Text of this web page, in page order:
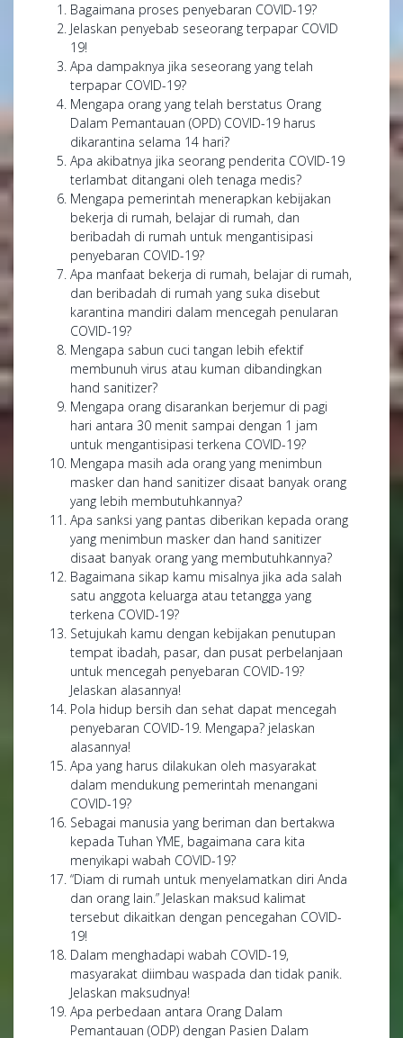
Bagaimana proses penyebaran COVID-19?
Jelaskan penyebab seseorang terpapar COVID
19!
Apa dampaknya jika seseorang yang telah
terpapar COVID-19?
Mengapa orang yang telah berstatus Orang
Dalam Pemantauan (OPD) COVID-19 harus
dikarantina selama 14 hari?
Apa akibatnya jika seorang penderita COVID-19
terlambat ditangani oleh tenaga medis?
Mengapa pemerintah menerapkan kebijakan
bekerja di rumah, belajar di rumah, dan
beribadah di rumah untuk mengantisipasi
penyebaran COVID-19?
Apa manfaat bekerja di rumah, belajar di rumah,
dan beribadah di rumah yang suka disebut
karantina mandiri dalam mencegah penularan
COVID-19?
Mengapa sabun cuci tangan lebih efektif
membunuh virus atau kuman dibandingkan
hand sanitizer?
Mengapa orang disarankan berjemur di pagi
hari antara 30 menit sampai dengan 1 jam
untuk mengantisipasi terkena COVID-19?
Mengapa masih ada orang yang menimbun
masker dan hand sanitizer disaat banyak orang
yang lebih membutuhkannya?
Apa sanksi yang pantas diberikan kepada orang
yang menimbun masker dan hand sanitizer
disaat banyak orang yang membutuhkannya?
Bagaimana sikap kamu misalnya jika ada salah
satu anggota keluarga atau tetangga yang
terkena COVID-19?
Setujukah kamu dengan kebijakan penutupan
tempat ibadah, pasar, dan pusat perbelanjaan
untuk mencegah penyebaran COVID-19?
Jelaskan alasannya!
Pola hidup bersih dan sehat dapat mencegah
penyebaran COVID-19. Mengapa? jelaskan
alasannya!
Apa yang harus dilakukan oleh masyarakat
dalam mendukung pemerintah menangani
COVID-19?
Sebagai manusia yang beriman dan bertakwa
kepada Tuhan YME, bagaimana cara kita
menyikapi wabah COVID-19?
“Diam di rumah untuk menyelamatkan diri Anda
dan orang lain.” Jelaskan maksud kalimat
tersebut dikaitkan dengan pencegahan COVID-
19!
Dalam menghadapi wabah COVID-19,
masyarakat diimbau waspada dan tidak panik.
Jelaskan maksudnya!
Apa perbedaan antara Orang Dalam
Pemantauan (ODP) dengan Pasien Dalam